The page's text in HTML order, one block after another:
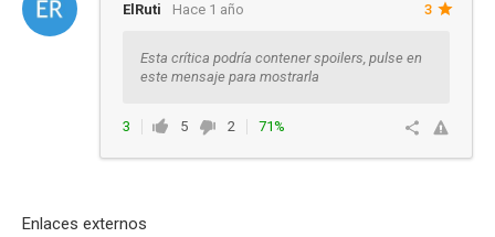
ElRuti Hace 1 año 3
Esta crítica podría contener spoilers, pulse en
este mensaje para mostrarla
3 5 2
71%
Enlaces externos